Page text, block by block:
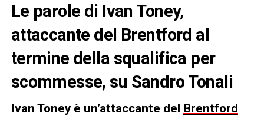
Le parole di Ivan Toney,
attaccante del Brentford al
termine della squalifica per
scommesse, su Sandro Tonali
Ivan Toney è un’attaccante del Brentford